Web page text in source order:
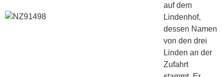
auf dem
Lindenhof,
dessen Namen
von den drei
Linden an der
Zufahrt